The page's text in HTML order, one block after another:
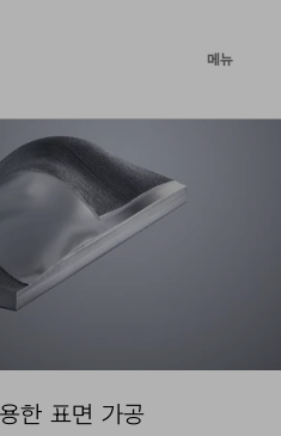
메뉴
한 표면 가공